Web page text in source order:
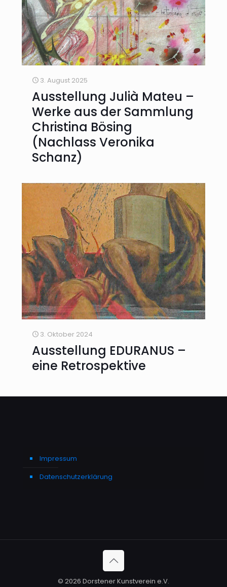
3. August 2025
Ausstellung Julià Mateu –
Werke aus der Sammlung
Christina Bösing
(Nachlass Veronika
Schanz)
3. Oktober 2024
Ausstellung EDURANUS –
eine Retrospektive
Impressum
Datenschutzerklärung
© 2026 Dorstener Kunstverein e.V.